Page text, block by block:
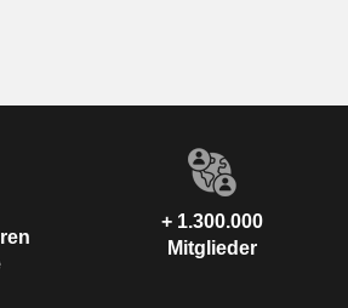
+ 1.300.000
Mitglieder